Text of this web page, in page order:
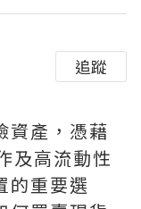
追蹤
資產，憑藉
及高流動性
的重要選